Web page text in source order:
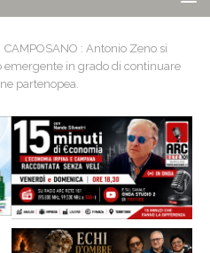
CAMPOSANO : Antonio Zeno si
in grado di continuare
partenopea.